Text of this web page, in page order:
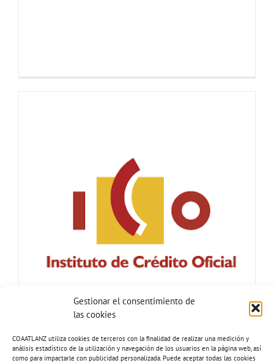
Gestionar el consentimiento de
las cookies
COAATLANZ utiliza cookies de terceros con la finalidad de realizar una medición y
análisis estadístico de la utilización y navegación de los usuarios en la página web, así
como para impactarle con publicidad personalizada. Puede aceptar todas las cookies